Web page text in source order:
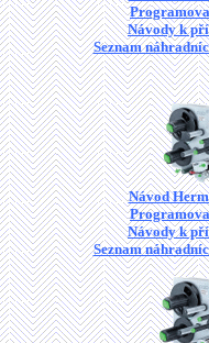
Návody k
Seznam
Návod
Návody k
Seznam